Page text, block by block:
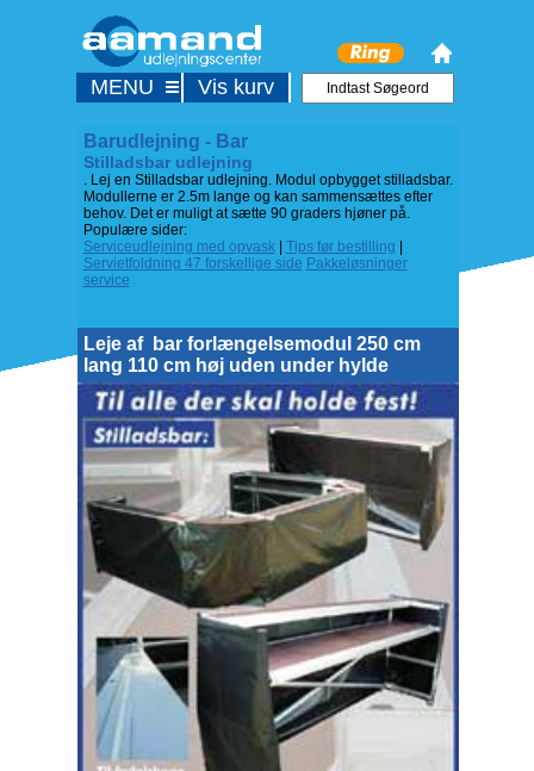
Barudlejning - Bar
Stilladsbar udlejning
. Lej en Stilladsbar udlejning. Modul opbygget stilladsbar.
Modullerne er 2.5m lange og kan sammensættes efter
behov. Det er muligt at sætte 90 graders hjøner på.
Populære sider:
Serviceudlejning med opvask| Tips før bestilling
Servietfoldning 47 forskellige side Pakkeløsninger
service
Leje af bar forlængelsemodul 250 cm
lang 110 cm høj uden under hylde
MENU Vis kurv